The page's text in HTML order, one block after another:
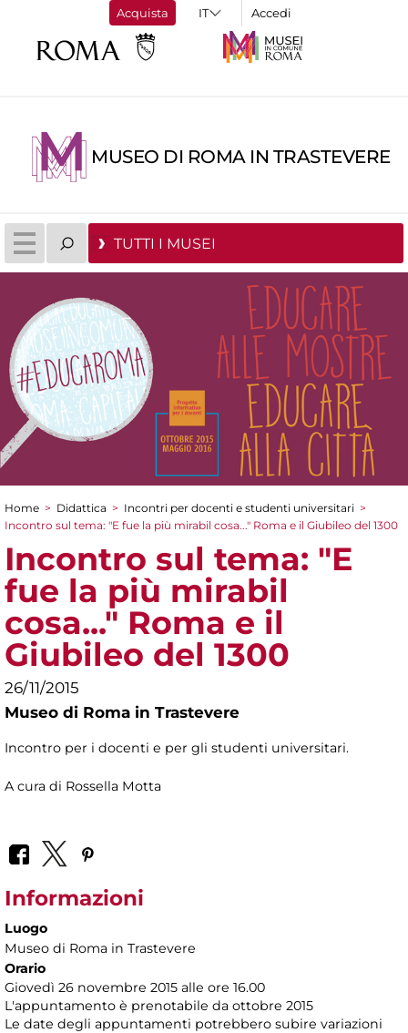
Acquista Accedi
MUSEO DI ROMA IN TRASTEVERE
TUTTI I MUSEI
Tu sei qui
Home > Didattica > Incontri per docenti e studenti universitari >
Incontro sul tema: "E fue la più mirabil cosa..." Roma e il Giubileo del 1300
Incontro sul tema: "E
fue la più mirabil
cosa..." Roma e il
Giubileo del 1300
26/11/2015
Museo di Roma in Trastevere
Incontro per i docenti e per gli studenti universitari.
A cura di Rossella Motta
Informazioni
Luogo
Museo di Roma in Trastevere
Orario
Giovedì 26 novembre 2015 alle ore 16.00
L'appuntamento è prenotabile da ottobre 2015
Le date degli appuntamenti potrebbero subire variazioni